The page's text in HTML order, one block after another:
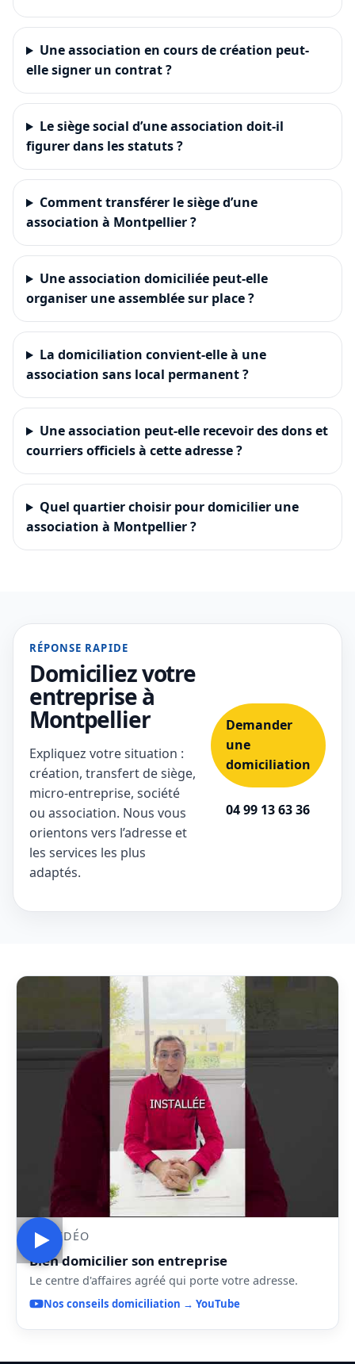
Une association en cours de création peut-
elle signer un contrat ?
Le siège social d’une association doit-il
figurer dans les statuts ?
Comment transférer le siège d’une
association à Montpellier ?
Une association domiciliée peut-elle
organiser une assemblée sur place ?
La domiciliation convient-elle à une
association sans local permanent ?
Une association peut-elle recevoir des dons et
courriers officiels à cette adresse ?
Quel quartier choisir pour domicilier une
association à Montpellier ?
RÉPONSE RAPIDE
Domiciliez votre
entreprise à
Montpellier
Expliquez votre situation :
création, transfert de siège,
micro-entreprise, société
ou association. Nous vous
orientons vers l’adresse et
les services les plus
adaptés.
Demander
une
domiciliation
04 99 13 63 36
EN VIDÉO
Bien domicilier son entreprise
Le centre d'affaires agréé qui porte votre adresse.
Nos conseils domiciliation → YouTube